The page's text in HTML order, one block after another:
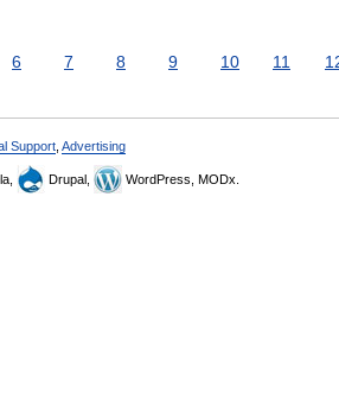
6 7 8 9 10 11
Support Advertising
Drupal, WordPress, MODx.